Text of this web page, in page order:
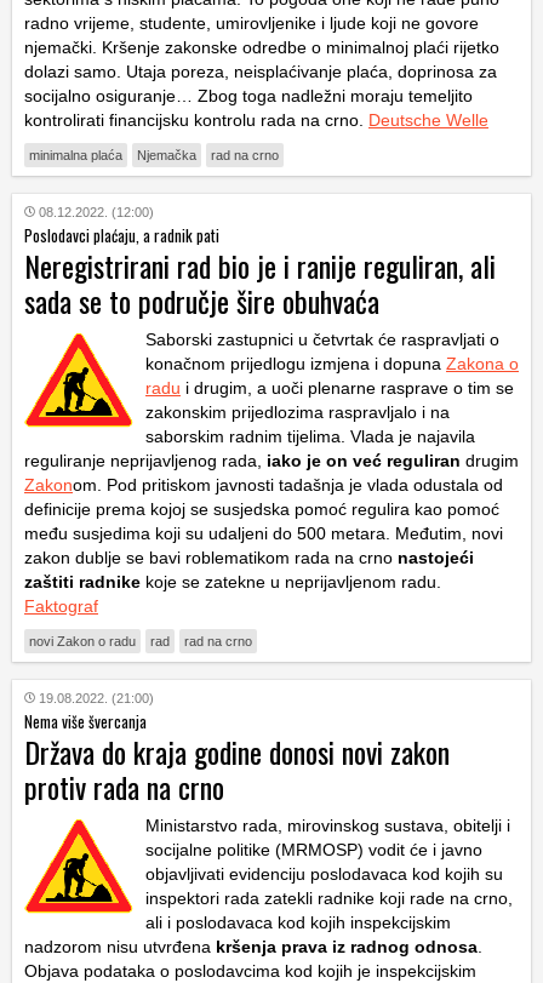
radno vrijeme, studente, umirovljenike i ljude koji ne govore
njemački. Kršenje zakonske odredbe o minimalnoj plaći rijetko
dolazi samo. Utaja poreza, neisplaćivanje plaća, doprinosa za
socijalno osiguranje… Zbog toga nadležni moraju temeljito
kontrolirati financijsku kontrolu rada na crno. Deutsche Welle
minimalna plaća Njemačka rad na crno
08.12.2022. (12:00)
Poslodavci plaćaju, a radnik pati
Neregistrirani rad bio je i ranije reguliran, ali
sada se to područje šire obuhvaća
Saborski zastupnici u četvrtak će raspravljati o
konačnom prijedlogu izmjena i dopuna Zakona o
radu i drugim, a uoči plenarne rasprave o tim se
zakonskim prijedlozima raspravljalo i na
saborskim radnim tijelima. Vlada je najavila
reguliranje neprijavljenog rada, iako je on već reguliran drugim
Zakonom. Pod pritiskom javnosti tadašnja je vlada odustala od
definicije prema kojoj se susjedska pomoć regulira kao pomoć
među susjedima koji su udaljeni do 500 metara. Međutim, novi
zakon dublje se bavi roblematikom rada na crno nastojeći
zaštiti radnike koje se zatekne u neprijavljenom radu.
Faktograf
novi Zakon o radu rad rad na crno
19.08.2022. (21:00)
Nema više švercanja
Država do kraja godine donosi novi zakon
protiv rada na crno
Ministarstvo rada, mirovinskog sustava, obitelji i
socijalne politike (MRMOSP) vodit će i javno
objavljivati evidenciju poslodavaca kod kojih su
inspektori rada zatekli radnike koji rade na crno,
ali i poslodavaca kod kojih inspekcijskim
nadzorom nisu utvrđena kršenja prava iz radnog odnosa.
Objava podataka o poslodavcima kod kojih je inspekcijskim